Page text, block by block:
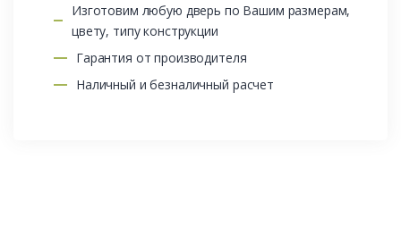
Изготовим любую дверь по Вашим размерам,
цвету, типу конструкции
Гарантия от производителя
Наличный и безналичный расчет